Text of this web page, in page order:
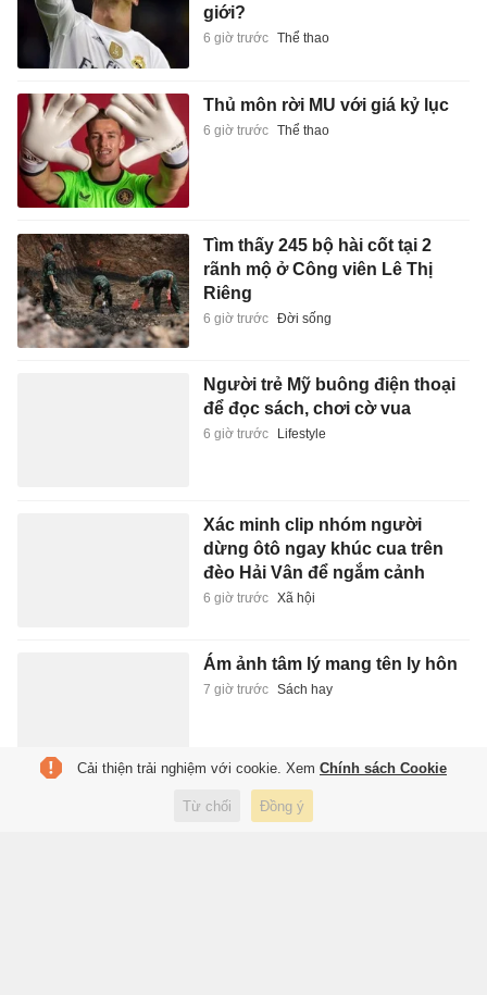
giới?
6 giờ trước Thể thao
Thủ môn rời MU với giá kỷ lục
6 giờ trước Thể thao
Tìm thấy 245 bộ hài cốt tại 2
rãnh mộ ở Công viên Lê Thị
Riêng
6 giờ trước Đời sống
Người trẻ Mỹ buông điện thoại
để đọc sách, chơi cờ vua
6 giờ trước Lifestyle
Xác minh clip nhóm người
dừng ôtô ngay khúc cua trên
đèo Hải Vân để ngắm cảnh
6 giờ trước Xã hội
Ám ảnh tâm lý mang tên ly hôn
7 giờ trước Sách hay
FIFA chia rẽ vì Infantino
Cải thiện trải nghiệm với cookie. Xem Chính sách Cookie
Từ chối Đồng ý